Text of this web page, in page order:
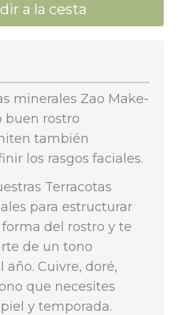
a la cesta
minerales Zao Make-
buen rostro
también
los rasgos faciales.
Terracotas
para estructurar
del rostro y te
de un tono
año. Cuivre, doré,
que necesites
y temporada.